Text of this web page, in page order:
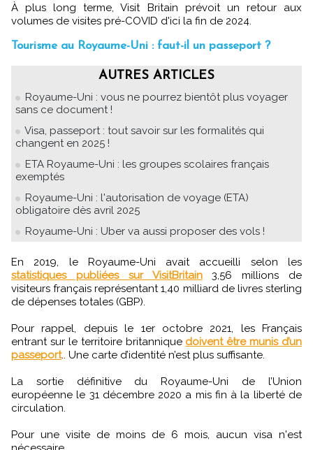
À plus long terme, Visit Britain prévoit un retour aux
volumes de visites pré-COVID d'ici la fin de 2024.
Tourisme au Royaume-Uni : faut-il un passeport ?
AUTRES ARTICLES
Royaume-Uni : vous ne pourrez bientôt plus voyager
sans ce document !
Visa, passeport : tout savoir sur les formalités qui
changent en 2025 !
ETA Royaume-Uni : les groupes scolaires français
exemptés
Royaume-Uni : l'autorisation de voyage (ETA)
obligatoire dès avril 2025
Royaume-Uni : Uber va aussi proposer des vols !
En 2019, le Royaume-Uni avait accueilli selon les
statistiques publiées sur VisitBritain3,56 millions de
visiteurs français représentant 1,40 milliard de livres sterling
de dépenses totales (GBP).
Pour rappel, depuis le 1er octobre 2021, les Français
entrant sur le territoire britannique doivent être munis d’un
passeport.. Une carte d’identité n’est plus suffisante.
La sortie définitive du Royaume-Uni de l’Union
européenne le 31 décembre 2020 a mis fin à la liberté de
circulation.
Pour une visite de moins de 6 mois, aucun visa n'est